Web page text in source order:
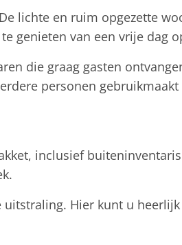
lichte en ruim opgezette
genieten van een vrije dag
die graag gasten
personen
inclusief
Hier kunt u